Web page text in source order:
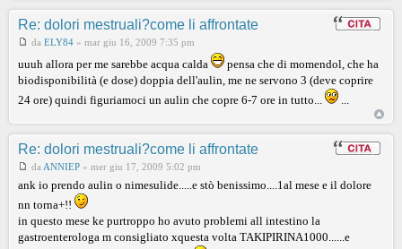
Re: dolori mestruali?come li affrontate
da ELY84 » mar giu 16, 2009 7:35 pm
uuuh allora per me sarebbe acqua calda
pensa che di momendol, che ha
biodisponibilità (e dose) doppia dell'aulin, me ne servono 3 (deve coprire
24 ore) quindi figuriamoci un aulin che copre 6-7 ore in tutto...
...
Re: dolori mestruali?come li affrontate
da ANNIEP » mer giu 17, 2009 5:02 pm
ank io prendo aulin o nimesulide.....e stò benissimo....1al mese e il dolore
nn torna+!!
in questo mese ke purtroppo ho avuto problemi all intestino la
gastroenterologa m consigliato xquesta volta TAKIPIRINA1000......e